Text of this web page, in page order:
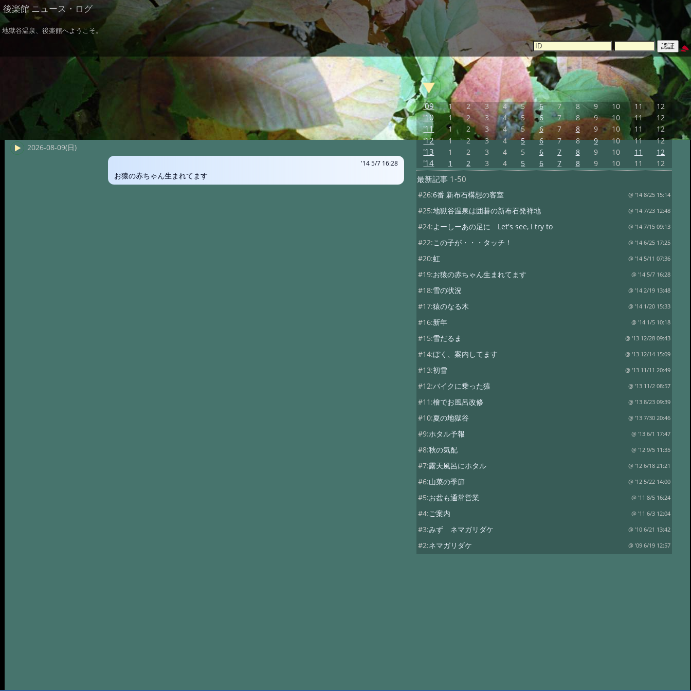
後楽館 ニュース・ログ
地獄谷温泉、後楽館へようこそ。
2026-08-09(日)
'14 5/7 16:28
お猿の赤ちゃん生まれてます
'09 1 2 3 4 5 6 7 8 9 10 11 12
'10 1 2 3 4 5 6 7 8 9 10 11 12
'11 1 2 3 4 5 6 7 8 9 10 11 12
'12 1 2 3 4 5 6 7 8 9 10 11 12
'13 1 2 3 4 5 6 7 8 9 10 11 12
'14 1 2 3 4 5 6 7 8 9 10 11 12
最新記事1-50
#26:6番 新布石構想の客室 @ '14 8/25 15:14
#25:地獄谷温泉は囲碁の新布石発祥地 @ '14 7/23 12:48
#24:よーしーあの足に Let's see, I try to @ '14 7/15 09:13
#22:この子が・・・タッチ！ @ '14 6/25 17:25
#20:虹 @ '14 5/11 07:36
#19:お猿の赤ちゃん生まれてます @ '14 5/7 16:28
#18:雪の状況 @ '14 2/19 13:48
#17:猿のなる木 @ '14 1/20 15:33
#16:新年 @ '14 1/5 10:18
#15:雪だるま @ '13 12/28 09:43
#14:ぼく、案内してます @ '13 12/14 15:09
#13:初雪 @ '13 11/11 20:49
#12:バイクに乗った猿 @ '13 11/2 08:57
#11:檜でお風呂改修 @ '13 8/23 09:39
#10:夏の地獄谷 @ '13 7/30 20:46
#9:ホタル予報 @ '13 6/1 17:47
#8:秋の気配 @ '12 9/5 11:35
#7:露天風呂にホタル @ '12 6/18 21:21
#6:山菜の季節 @ '12 5/22 14:00
#5:お盆も通常営業 @ '11 8/5 16:24
#4:ご案内 @ '11 6/3 12:04
#3:みず ネマガリダケ @ '10 6/21 13:42
#2:ネマガリダケ @ '09 6/19 12:57